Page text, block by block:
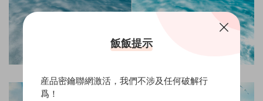
飯飯提示
産品密鑰聯網激活，我們不涉及任何破解行
爲！